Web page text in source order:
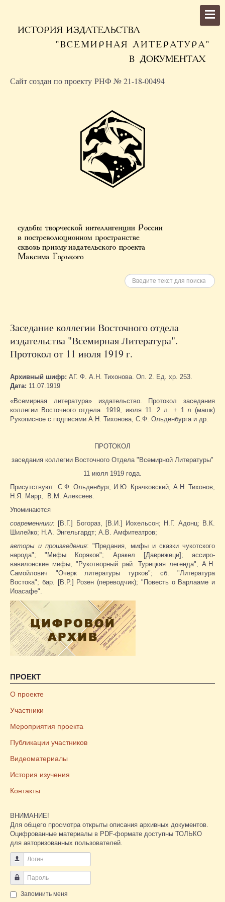
Сайт создан по проекту РНФ № 21-18-00494
Искать
Заседание коллегии Восточного отдела
издательства "Всемирная Литература".
Протокол от 11 июля 1919 г.
Архивный шифр: АГ. Ф. А.Н. Тихонова. Оп. 2. Ед. хр. 253.
Дата: 11.07.1919
«Всемирная литература» издательство. Протокол заседания
коллегии Восточного отдела. 1919, июля 11. 2 л. + 1 л (машк)
Рукописное с подписями А.Н. Тихонова, С.Ф. Ольденбурга и др.
ПРОТОКОЛ
заседания коллегии Восточного Отдела "Всемирной Литературы"
11 июля 1919 года.
Присутствуют: С.Ф. Ольденбург, И.Ю. Крачковский, А.Н. Тихонов,
Н.Я. Марр, В.М. Алексеев.
Упоминаются
современники: [В.Г.] Богораз, [В.И.] Иохельсон; Н.Г. Адонц; В.К.
Шилейко; Н.А. Энгельгардт; А.В. Амфитеатров;
авторы и произведения: "Предания, мифы и сказки чукотского
народа"; "Мифы Коряков"; Аракел [Даврижеци]; ассиро-
вавилонские мифы; "Рукотворный рай. Турецкая легенда"; А.Н.
Самойлович "Очерк литературы турков"; сб. "Литература
Востока"; бар. [В.Р.] Розен (переводчик); "Повесть о Варлааме и
Иоасафе".
ПРОЕКТ
О проекте
Участники
Мероприятия проекта
Публикации участников
Видеоматериалы
История изучения
Контакты
ВНИМАНИЕ!
Для общего просмотра открыты описания архивных документов.
Оцифрованные материалы в PDF-формате доступны ТОЛЬКО
для авторизованных пользователей.
Логин
Пароль
Запомнить меня